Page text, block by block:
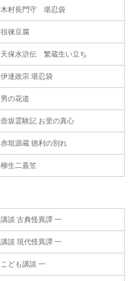
木村長門守 堪忍袋
徂徠豆腐
天保水滸伝 繁蔵生い立ち
伊達政宗 堪忍袋
男の花道
壺坂霊験記 お里の真心
赤垣源蔵 徳利の別れ
柳生二蓋笠
講談 古典怪異譚 一
講談 現代怪異譚 一
こども講談 一